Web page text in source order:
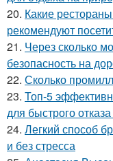
20. Какие
рекомендуют
21. Через сколько
безопасность на
22. Сколько
23. Топ-5
для быстрого отказа
24. Легкий способ
и без стресса